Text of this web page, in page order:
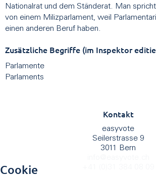
Nationalrat und dem Ständerat. Man
von einem Milizparlament, weil
einen anderen Beruf haben.
Zusätzliche Begriffe (im Inspektor
Parlamente
Parlaments
Kontakt
easyvote
Seilerstrasse 9
3011 Bern
Cookie